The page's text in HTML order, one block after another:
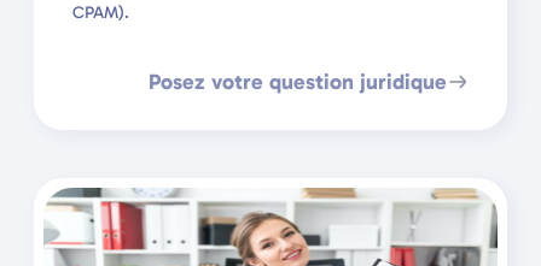
CPAM).
Posez votre question juridique